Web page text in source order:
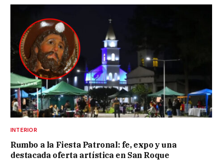
INTERIOR
Rumbo a la Fiesta Patronal: fe, expo y una
destacada oferta artística en San Roque